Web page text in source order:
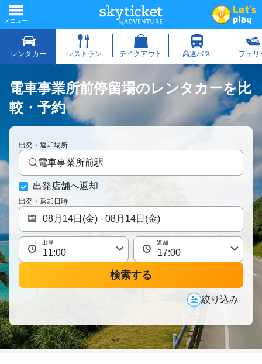
電車事業所前停留場のレンタカーを比
較・予約
出発・返却場所
電車事業所前駅
出発店舗へ返却
出発・返却日時
出発 返却
検索する
絞り込み